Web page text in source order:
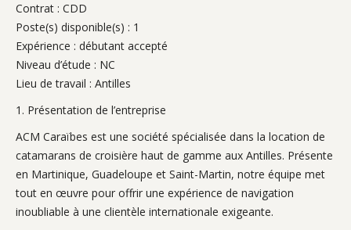
Contrat : CDD
Poste(s) disponible(s) : 1
Expérience : débutant accepté
Niveau d’étude : NC
Lieu de travail : Antilles
1. Présentation de l’entreprise
ACM Caraïbes est une société spécialisée dans la location de
catamarans de croisière haut de gamme aux Antilles. Présente
en Martinique, Guadeloupe et Saint-Martin, notre équipe met
tout en œuvre pour offrir une expérience de navigation
inoubliable à une clientèle internationale exigeante.